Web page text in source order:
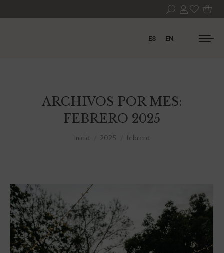
ES EN
ARCHIVOS POR MES:
FEBRERO 2025
Estás aquí:
Inicio 2025 febrero